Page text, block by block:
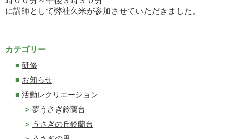
に講師として弊社久米が参加させていただきました。
カテゴリー
研修
お知らせ
活動レクリエーション
夢うさぎ鈴蘭台
うさぎの丘鈴蘭台